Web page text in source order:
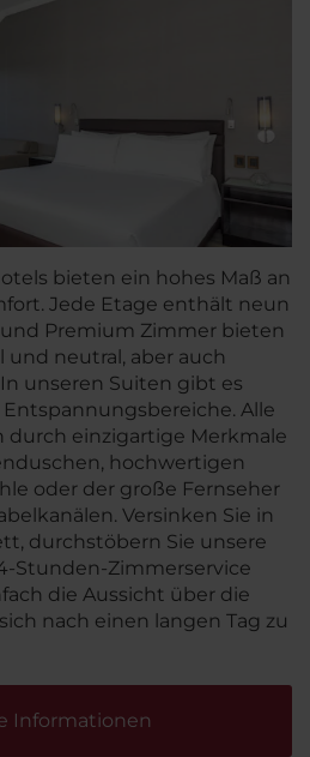
bieten ein hohes Maß an
Jede Etage enthält neun
Premium Zimmer bieten
und neutral, aber auch
unseren Suiten gibt es
Alle
durch einzigartige Merkmale
hochwertigen
oder der große Fernseher
Versinken Sie in
durchstöbern Sie unsere
Stunden-Zimmerservice
die Aussicht über die
nach einen langen Tag zu
Informationen